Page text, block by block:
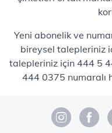
Yeni abonelik ve
bireysel talepleriniz
talepleriniz için 444 5
444 0375 numaralı